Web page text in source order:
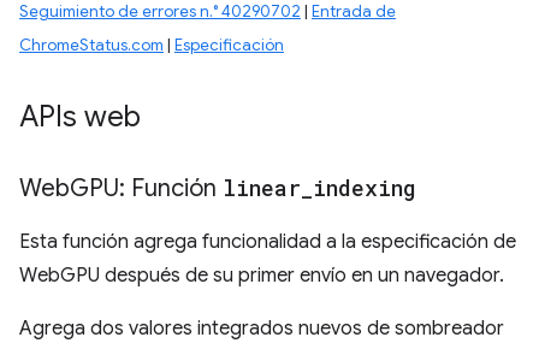
Seguimiento de errores n.° 40290702 | Entrada de
ChromeStatus.com | Especificación
APIs web
WebGPU: Función linear indexing
Esta función agrega funcionalidad a la especificación de
WebGPU después de su primer envío en un navegador.
Agrega dos valores integrados nuevos de sombreador